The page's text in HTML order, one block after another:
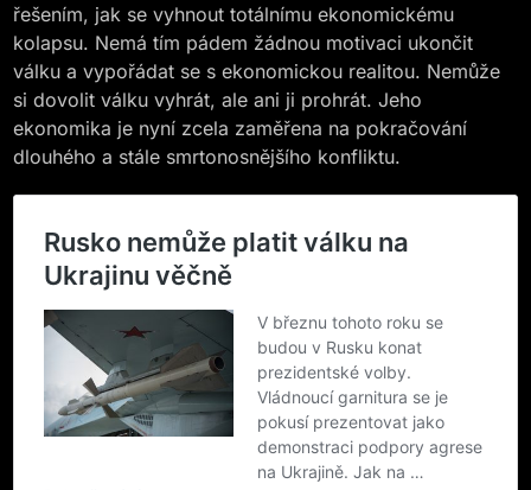
řešením, jak se vyhnout totálnímu ekonomickému
kolapsu. Nemá tím pádem žádnou motivaci ukončit
válku a vypořádat se s ekonomickou realitou. Nemůže
si dovolit válku vyhrát, ale ani ji prohrát. Jeho
ekonomika je nyní zcela zaměřena na pokračování
dlouhého a stále smrtonosnějšího konfliktu.